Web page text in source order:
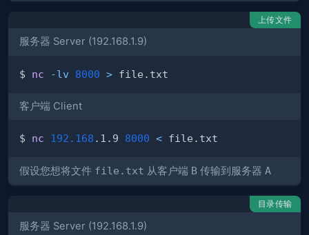
上传文件
服务器 Server (192.168.1.9)
$ nc -lv 8000 >
客户端 Client
$ nc 192.168 .1.9 8000 <
假设您想将文件 file.txt 从客户端 B 传输到服务器 A
目录传输
服务器 Server (192.168.1.9)